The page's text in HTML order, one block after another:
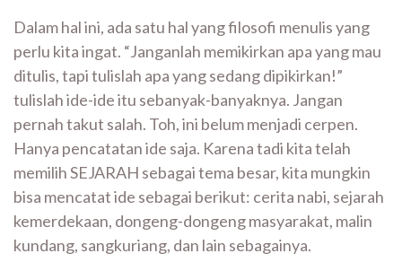
Dalam hal ini, ada satu hal yang filosofi menulis yang
perlu kita ingat. “Janganlah memikirkan apa yang mau
ditulis, tapi tulislah apa yang sedang dipikirkan!”
tulislah ide-ide itu sebanyak-banyaknya. Jangan
pernah takut salah. Toh, ini belum menjadi cerpen.
Hanya pencatatan ide saja. Karena tadi kita telah
memilih SEJARAH sebagai tema besar, kita mungkin
bisa mencatat ide sebagai berikut: cerita nabi, sejarah
kemerdekaan, dongeng-dongeng masyarakat, malin
kundang, sangkuriang, dan lain sebagainya.